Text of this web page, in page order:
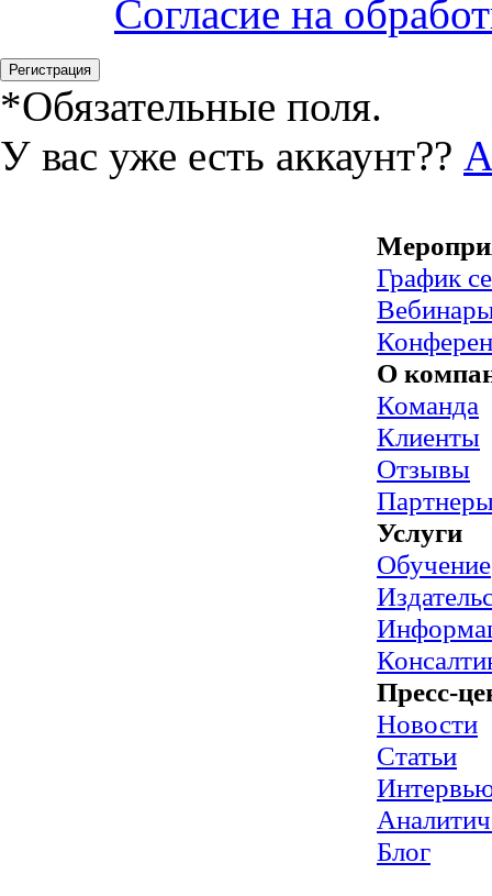
Согласие на
*Обязательные поля.
У вас уже есть аккаунт??
График
О
Команда
Клиенты
Отзывы
Услуги
Обучение
Пресс-
Новости
Статьи
Блог